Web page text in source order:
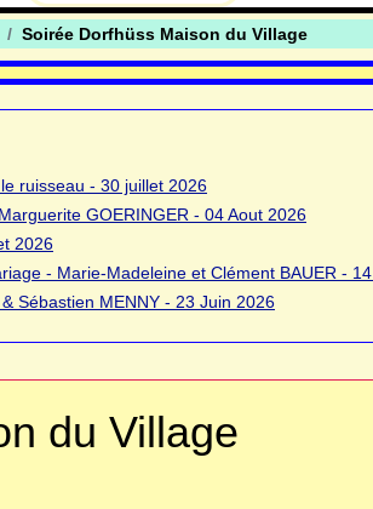
Soirée Dorfhüss Maison du Village
ruisseau - 30 juillet 2026
GOERINGER - 04 Aout 2026
2026
- Marie-Madeleine et Clément BAUER -
Sébastien MENNY - 23 Juin 2026
du Village